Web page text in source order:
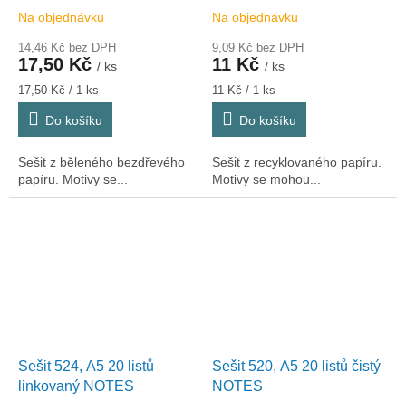
Na objednávku
14,46 Kč bez DPH
17,50 Kč / ks
Měrná
cena:
17,50 Kč / 1 ks
Do košíku
Sešit z běleného bezdřevého
papíru. Motivy se...
Na objednávku
9,09 Kč bez DPH
11 Kč / ks
Měrná
cena:
11 Kč / 1 ks
Do košíku
Sešit z recyklovaného papíru.
Motivy se mohou...
Sešit 524, A5 20 listů
linkovaný NOTES
Sešit 520, A5 20 listů čistý
NOTES